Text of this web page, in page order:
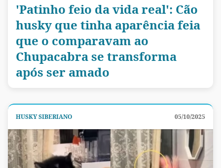
'Patinho feio da vida real': Cão
husky que tinha aparência feia
que o comparavam ao
Chupacabra se transforma
após ser amado
HUSKY SIBERIANO 05/10/2025